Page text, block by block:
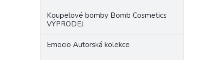
Koupelové bomby Bomb Cosmetics
VÝPRODEJ
Emocio Autorská kolekce